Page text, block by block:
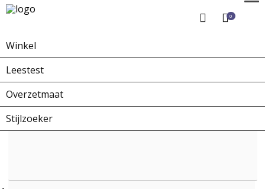
0
Winkel
Leestest
Overzetmaat
Stijlzoeker
Home Winkel